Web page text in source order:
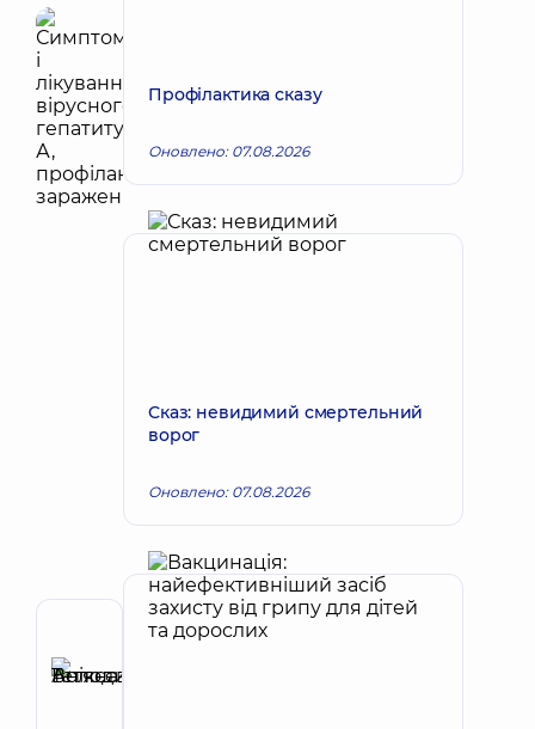
Рецензент
Профілактика сказу
Оновлено: 07.08.2026
Сказ: невидимий смертельний
ворог
Оновлено: 07.08.2026